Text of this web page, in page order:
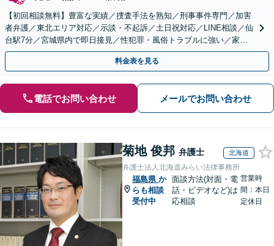
【初回相談無料】豊富な実績／捜査手法を熟知／刑事事件専門／加害
者弁護／東北エリア対応／示談・不起訴／土日祝対応／LINE相談／仙
台駅7分／宮城県内で即日接見／性犯罪・風俗トラブルに強い／家族
が逮捕されたら至急ご連絡を！
料金表を見る
電話でお問い合わせ メールでお問い合わせ
菊地 俊邦 弁護士 北海道
弁護士法人北海道みらい法律事務所
福島県 か
らも相談
受付中
面談方法(対面・電
話・ビデオなど)は
応相談
営業時
間：本日
定休日